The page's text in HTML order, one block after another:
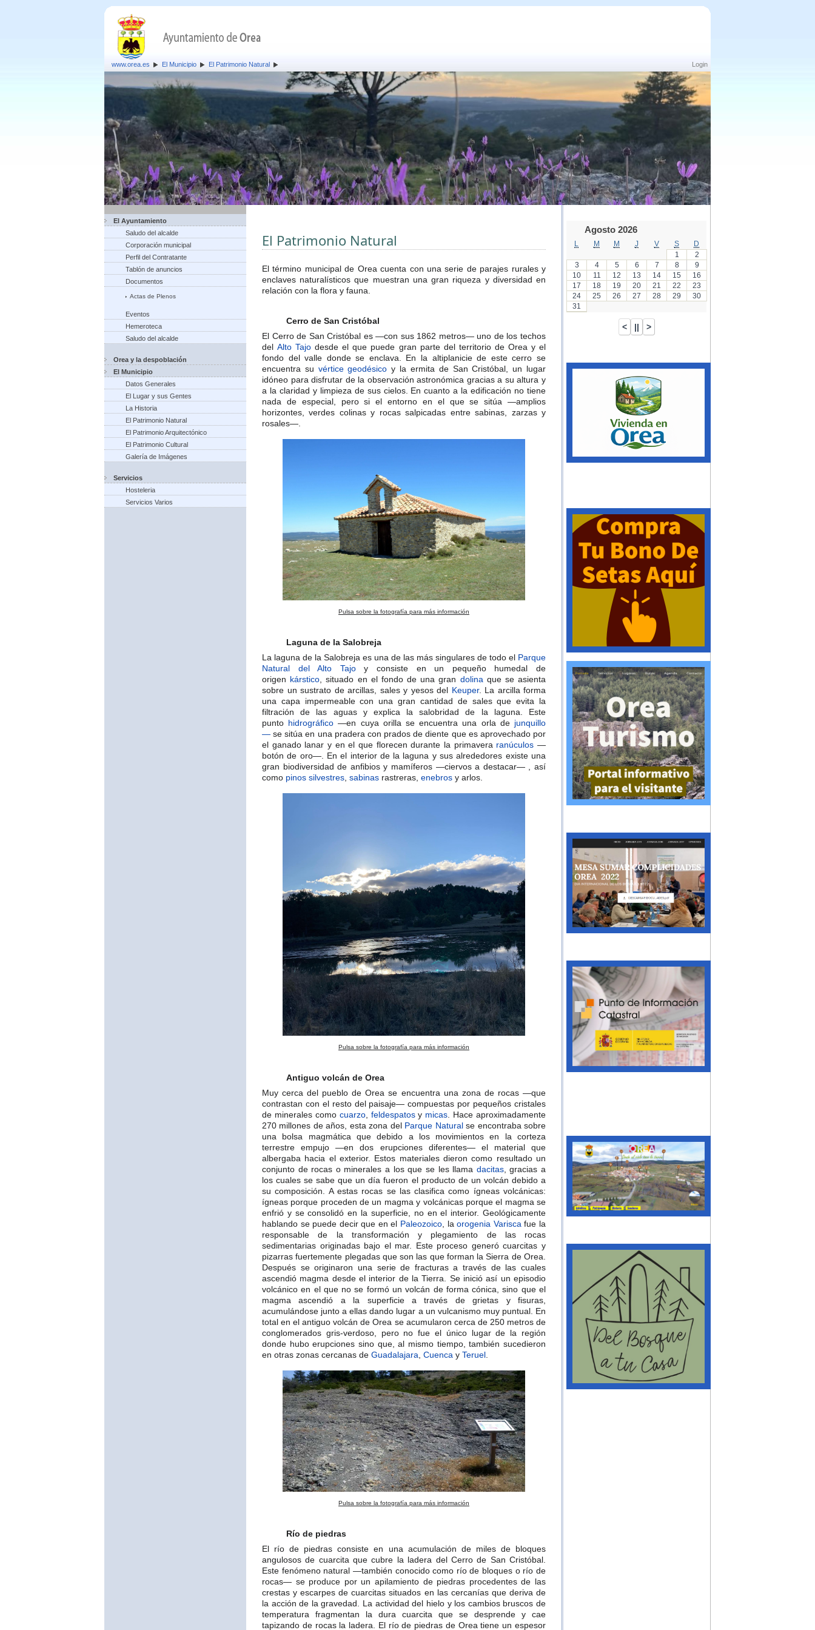
Login
www.orea.es El Municipio El Patrimonio Natural
El Ayuntamiento
Saludo del alcalde
Corporación municipal
Perfil del Contratante
Tablón de anuncios
Documentos
Actas de Plenos
Eventos
Hemeroteca
Saludo del alcalde
Orea y la despoblación
El Municipio
Datos Generales
El Lugar y sus Gentes
La Historia
El Patrimonio Natural
El Patrimonio Arquitectónico
El Patrimonio Cultural
Galería de Imágenes
Servicios
Hosteleria
Servicios Varios
El Patrimonio Natural
El término municipal de Orea cuenta con una serie de parajes rurales y
enclaves naturalísticos que muestran una gran riqueza y diversidad en
relación con la flora y fauna.
Cerro de San Cristóbal
El Cerro de San Cristóbal es —con sus 1862 metros— uno de los techos
delAlto Tajo desde el que puede gran parte del territorio de Orea y el
fondo del valle donde se enclava. En la altiplanicie de este cerro se
encuentra su vértice geodésico y la ermita de San Cristóbal, un lugar
idóneo para disfrutar de la observación astronómica gracias a su altura y
a la claridad y limpieza de sus cielos. En cuanto a la edificación no tiene
nada de especial, pero si el entorno en el que se sitúa —amplios
horizontes, verdes colinas y rocas salpicadas entre sabinas, zarzas y
rosales—.
Pulsa sobre la fotografía para más información
Laguna de la Salobreja
La laguna de la Salobreja es una de las más singulares de todo el Parque
Natural del Alto Tajoy consiste en un pequeño humedal de
origen kárstico , situado en el fondo de una gran dolina que se asienta
sobre un sustrato de arcillas, sales y yesos del Keuper. La arcilla forma
una capa impermeable con una gran cantidad de sales que evita la
filtración de las aguas y explica la salobridad de la laguna. Este
punto hidrográfico —en cuya orilla se encuentra una orla de junquillo
— se sitúa en una pradera con prados de diente que es aprovechado por
el ganado lanar y en el que florecen durante la primavera ranúculos —
botón de oro—. En el interior de la laguna y sus alrededores existe una
gran biodiversidad de anfibios y mamíferos —ciervos a destacar— , así
como pinos silvestres sabinas rastreras, enebros y arlos.
Pulsa sobre la fotografía para más información
Antiguo volcán de Orea
Muy cerca del pueblo de Orea se encuentra una zona de rocas —que
contrastan con el resto del paisaje— compuestas por pequeños cristales
de minerales como cuarzo, feldespatosy micas . Hace aproximadamente
270 millones de años, esta zona del Parque Naturalse encontraba sobre
una bolsa magmática que debido a los movimientos en la corteza
terrestre empujo —en dos erupciones diferentes— el material que
albergaba hacia el exterior. Estos materiales dieron como resultado un
conjunto de rocas o minerales a los que se les llama dacitas, gracias a
los cuales se sabe que un día fueron el producto de un volcán debido a
su composición. A estas rocas se las clasifica como ígneas volcánicas:
ígneas porque proceden de un magma y volcánicas porque el magma se
enfrió y se consolidó en la superficie, no en el interior. Geológicamente
hablando se puede decir que en el Paleozoico , laorogenia Varisca fue la
responsable de la transformación y plegamiento de las rocas
sedimentarias originadas bajo el mar. Este proceso generó cuarcitas y
pizarras fuertemente plegadas que son las que forman la Sierra de Orea.
Después se originaron una serie de fracturas a través de las cuales
ascendió magma desde el interior de la Tierra. Se inició así un episodio
volcánico en el que no se formó un volcán de forma cónica, sino que el
magma ascendió a la superficie a través de grietas y fisuras,
acumulándose junto a ellas dando lugar a un vulcanismo muy puntual. En
total en el antiguo volcán de Orea se acumularon cerca de 250 metros de
conglomerados gris-verdoso, pero no fue el único lugar de la región
donde hubo erupciones sino que, al mismo tiempo, también sucedieron
en otras zonas cercanas de Guadalajara Cuenca y Teruel
Pulsa sobre la fotografía para más información
Río de piedras
El río de piedras consiste en una acumulación de miles de bloques
angulosos de cuarcita que cubre la ladera del Cerro de San Cristóbal.
Este fenómeno natural —también conocido como río de bloques o río de
rocas— se produce por un apilamiento de piedras procedentes de las
crestas y escarpes de cuarcitas situados en las cercanías que deriva de
la acción de la gravedad. La actividad del hielo y los cambios bruscos de
temperatura fragmentan la dura cuarcita que se desprende y cae
tapizando de rocas la ladera. El río de piedras de Orea tiene un espesor
Agosto 2026
M M J V S
D
1
2
3
4 5 6 7 8
9
10
11 12 13 14 15
16
17
18 19 20 21 22
23
24
25 26 27 28 29
30
31